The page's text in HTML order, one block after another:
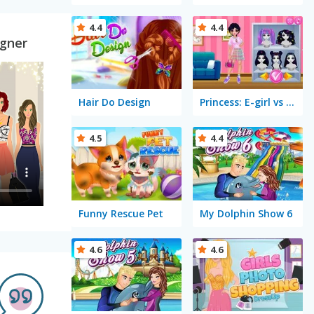
Hair Do Design
4.4
Princess: E-girl vs Softgirl
4.4
Funny Rescue Pet
4.5
My Dolphin Show 6
4.4
4.6 4.6